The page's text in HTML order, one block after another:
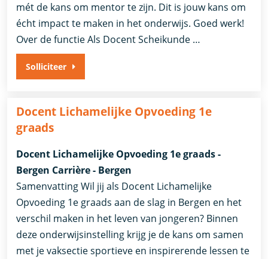
mét de kans om mentor te zijn. Dit is jouw kans om
écht impact te maken in het onderwijs. Goed werk!
Over de functie Als Docent Scheikunde …
Solliciteer
Docent Lichamelijke Opvoeding 1e
graads
Docent Lichamelijke Opvoeding 1e graads -
Bergen Carrière - Bergen
Samenvatting Wil jij als Docent Lichamelijke
Opvoeding 1e graads aan de slag in Bergen en het
verschil maken in het leven van jongeren? Binnen
deze onderwijsinstelling krijg je de kans om samen
met je vaksectie sportieve en inspirerende lessen te